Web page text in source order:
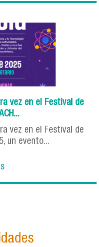
vez en el Festival de
vez en el Festival de
un evento...